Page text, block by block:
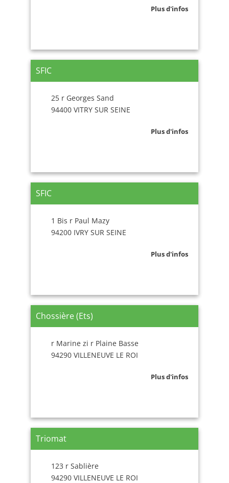
Plus d'infos
SFIC
25 r Georges Sand
94400 VITRY SUR SEINE
Plus d'infos
SFIC
1 Bis r Paul Mazy
94200 IVRY SUR SEINE
Plus d'infos
Chossière (Ets)
r Marine zi r Plaine Basse
94290 VILLENEUVE LE ROI
Plus d'infos
Triomat
123 r Sablière
94290 VILLENEUVE LE ROI